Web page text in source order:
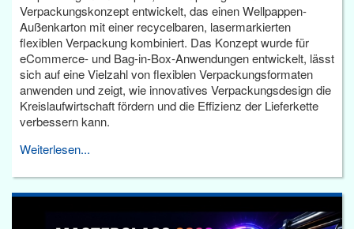
Verpackungskonzept entwickelt, das einen Wellpappen-
Außenkarton mit einer recycelbaren, lasermarkierten
flexiblen Verpackung kombiniert. Das Konzept wurde für
eCommerce- und Bag-in-Box-Anwendungen entwickelt, lässt
sich auf eine Vielzahl von flexiblen Verpackungsformaten
anwenden und zeigt, wie innovatives Verpackungsdesign die
Kreislaufwirtschaft fördern und die Effizienz der Lieferkette
verbessern kann.
Weiterlesen...